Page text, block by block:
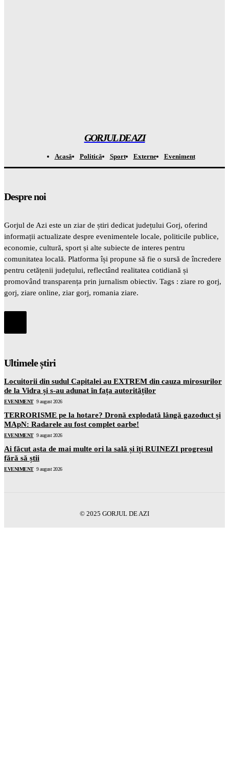
GORJUL DE AZI
Acasă Politică Sport Externe Eveniment
Despre noi
Gorjul de Azi este un ziar de știri dedicat județului Gorj, oferind
informații actualizate despre evenimentele locale, politicile publice,
economie, cultură, sport și alte subiecte de interes pentru
comunitatea locală. Platforma își propune să fie o sursă de încredere
pentru cetățenii județului, reflectând realitatea cotidiană și
promovând transparența prin jurnalism obiectiv. Tags : ziare ro gorj,
gorj, ziare online, ziar gorj, romania ziare.
Ultimele știri
Locuitorii din sudul Capitalei au EXTREM din cauza mirosurilor
de la Vidra și s-au adunat în fața autorităților
EVENIMENT 9 august 2026
TERRORISME pe la hotare? Dronă explodată lângă gazoduct și
MApN: Radarele au fost complet oarbe!
EVENIMENT 9 august 2026
Ai făcut asta de mai multe ori la sală și îți RUINEZI progresul
fără să știi
EVENIMENT 9 august 2026
© 2025 GORJUL DE AZI